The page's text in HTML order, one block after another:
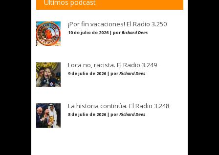
Últimos podcast
¡Por fin vacaciones! El Radio 3.250
10 de julio de 2026 | porRichard Dees
Loca no, racista. El Radio 3.249
9 de julio de 2026 | porRichard Dees
La historia continúa. El Radio 3.248
8 de julio de 2026 | porRichard Dees